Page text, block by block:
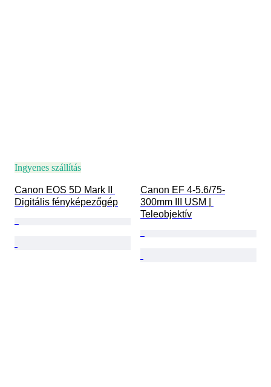
Ingyenes szállítás
Canon EOS 5D Mark II
Digitális fényképezőgép
Canon EF 4-5.6/75-
300mm III USM |
Teleobjektív